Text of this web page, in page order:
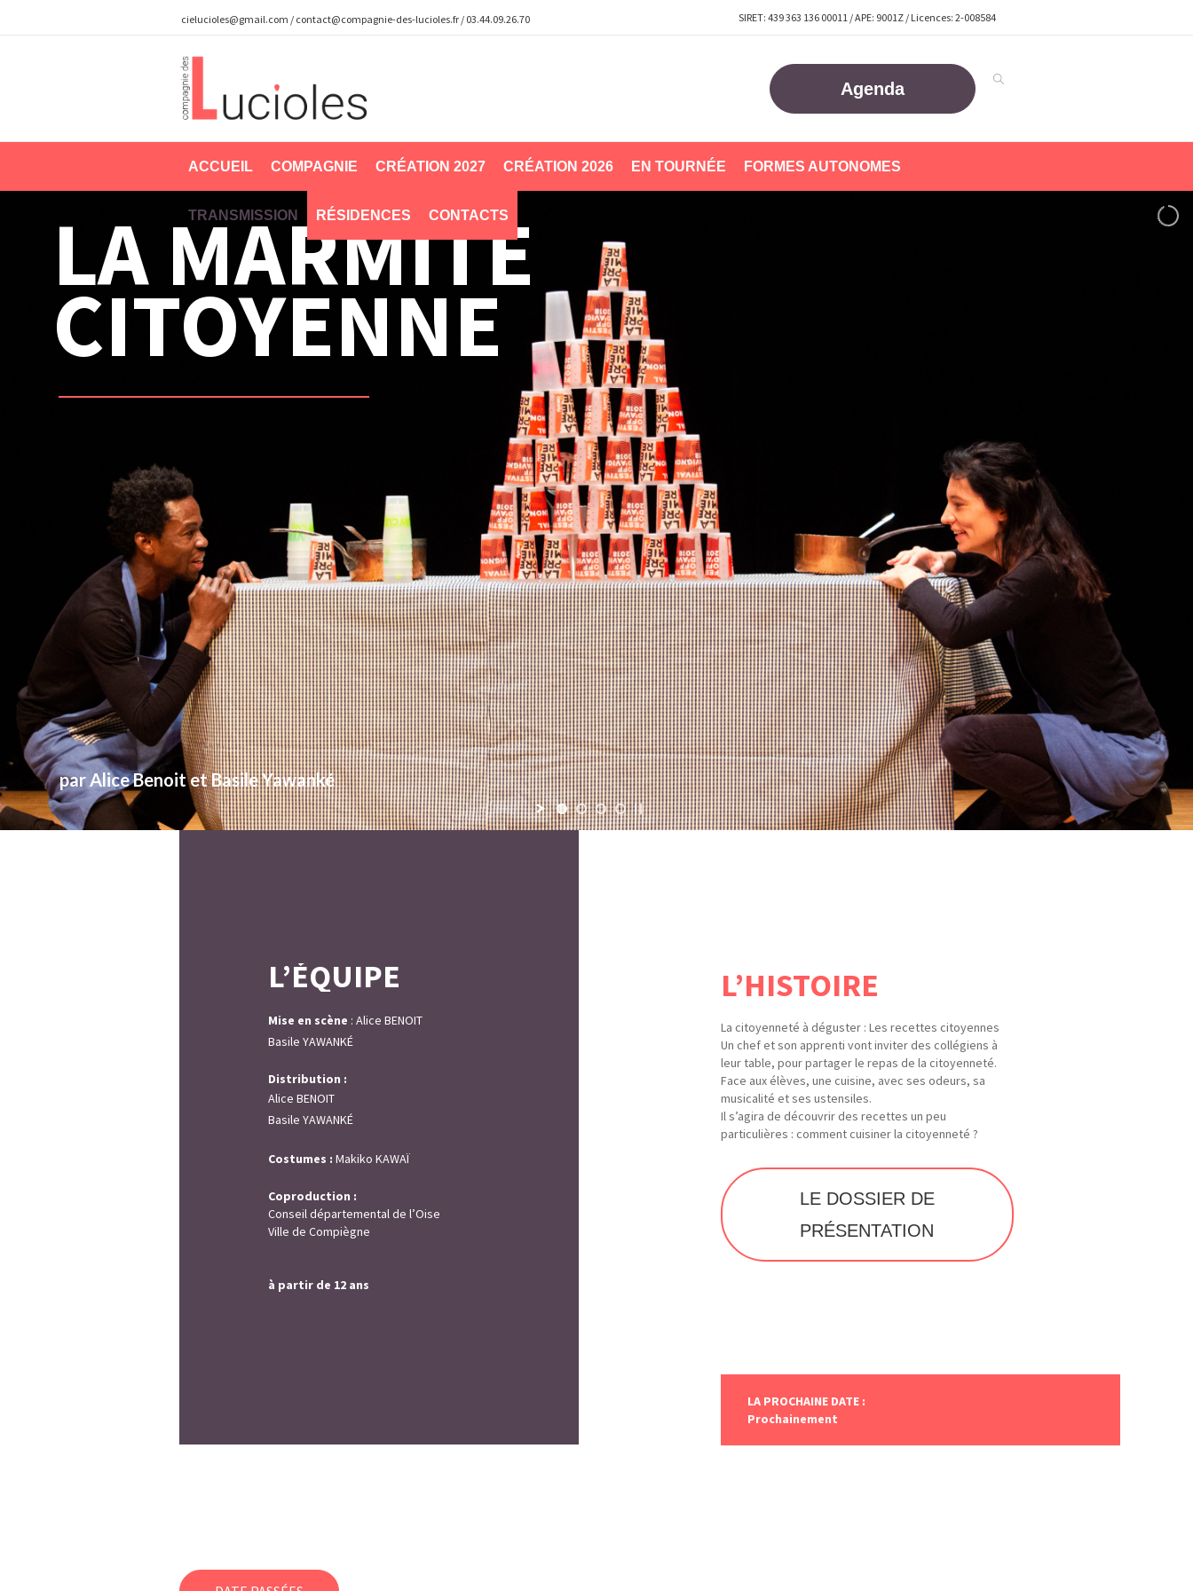
cielucioles@gmail.com / contact@compagnie-des-lucioles.fr / 03.44.09.26.70 SIRET: 439 363 136 00011 / APE: 9001Z / Licences: 2-008584
Agenda
ACCUEIL COMPAGNIE CRÉATION 2027 CRÉATION 2026 EN TOURNÉE FORMES AUTONOMES
TRANSMISSION RÉSIDENCES CONTACTS
LA MARMITE
CITOYENNE
par Alice Benoit et Basile Yawanké
L’ÉQUIPE
Mise en scène :Alice BENOIT
Basile YAWANKÉ
Distribution :
Alice BENOIT
Basile YAWANKÉ
Costumes : Makiko KAWAÏ
Coproduction :
Conseil départemental de l’Oise
Ville de Compiègne
à partir de 12 ans
L’HISTOIRE
La citoyenneté à déguster : Les recettes citoyennes
Un chef et son apprenti vont inviter des collégiens à
leur table, pour partager le repas de la citoyenneté.
Face aux élèves, une cuisine, avec ses odeurs, sa
musicalité et ses ustensiles.
Il s’agira de découvrir des recettes un peu
particulières : comment cuisiner la citoyenneté ?
LE DOSSIER DE
PRÉSENTATION
LA PROCHAINE DATE :
Prochainement